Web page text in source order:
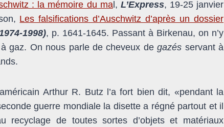
: la mémoire du mal, L’Express, 19-25 janvier
Les falsifications d’Auschwitz d’après un dossier
1998), p. 1641-1645. Passant à Birkenau, on n’y
gaz. On nous parle de cheveux degazés servant à
Arthur R. Butz l’a fort bien dit, «pendant la
guerre mondiale la disette a régné partout et il
de toutes sortes d’objets et matériaux